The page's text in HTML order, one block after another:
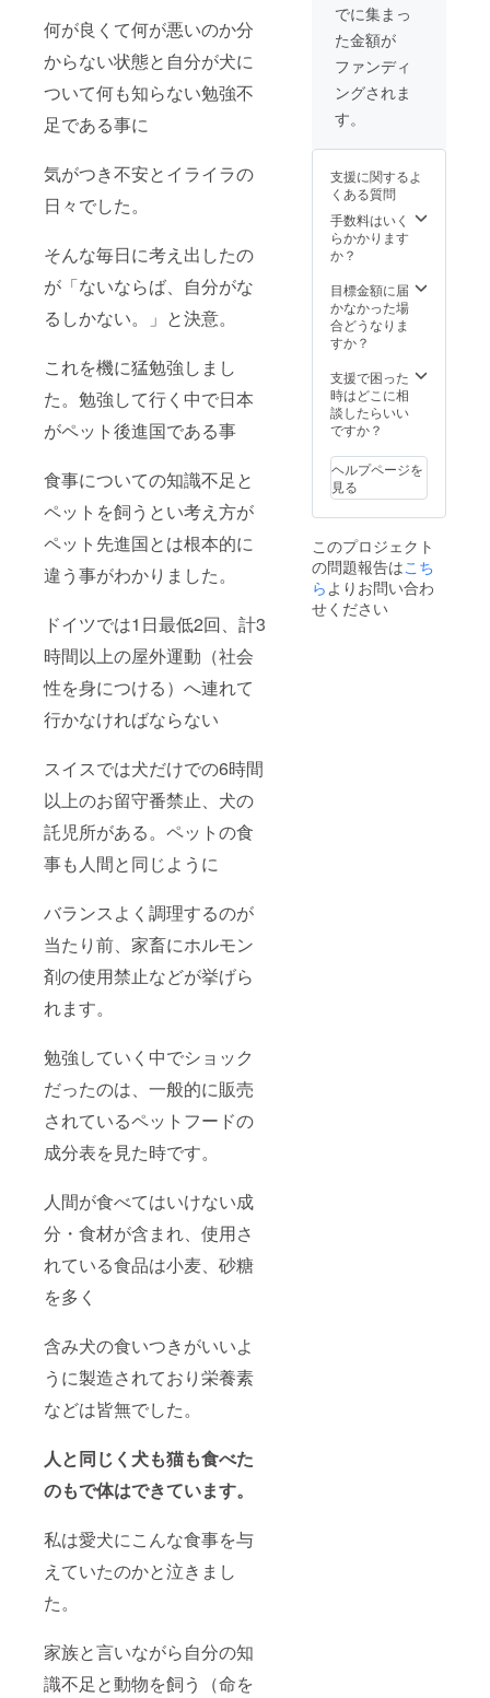
何が良くて何が悪いのか分
からない状態と自分が犬に
ついて何も知らない勉強不
足である事に
気がつき不安とイライラの
日々でした。
そんな毎日に考え出したの
が「ないならば、自分がな
るしかない。」と決意。
これを機に猛勉強しまし
た。勉強して行く中で日本
がペット後進国である事
食事についての知識不足と
ペットを飼うとい考え方が
ペット先進国とは根本的に
違う事がわかりました。
ドイツでは1日最低2回、計3
時間以上の屋外運動（社会
性を身につける）へ連れて
行かなければならない
スイスでは犬だけでの6時間
以上のお留守番禁止、犬の
託児所がある。ペットの食
事も人間と同じように
バランスよく調理するのが
当たり前、家畜にホルモン
剤の使用禁止などが挙げら
れます。
勉強していく中でショック
だったのは、一般的に販売
されているペットフードの
成分表を見た時です。
人間が食べてはいけない成
分・食材が含まれ、使用さ
れている食品は小麦、砂糖
を多く
含み犬の食いつきがいいよ
うに製造されており栄養素
などは皆無でした。
人と同じく犬も猫も食べた
のもで体はできています。
私は愛犬にこんな食事を与
えていたのかと泣きまし
た。
家族と言いながら自分の知
識不足と動物を飼う（命を
でに集まっ
た金額が
ファンディ
ングされま
す。
支援に関するよ
くある質問
手数料はいく
らかかります
か？
目標金額に届
かなかった場
合どうなりま
すか？
支援で困った
時はどこに相
談したらいい
ですか？
ヘルプページを
見る
このプロジェクト
の問題報告はこち
らよりお問い合わ
せください